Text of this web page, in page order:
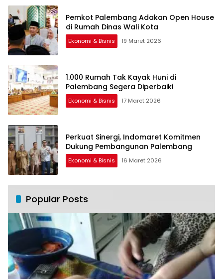
Pemkot Palembang Adakan Open House
di Rumah Dinas Wali Kota
Ekonomi & Bisnis 19 Maret 2026
1.000 Rumah Tak Kayak Huni di
Palembang Segera Diperbaiki
Ekonomi & Bisnis 17 Maret 2026
Perkuat Sinergi, Indomaret Komitmen
Dukung Pembangunan Palembang
Ekonomi & Bisnis 16 Maret 2026
Popular Posts